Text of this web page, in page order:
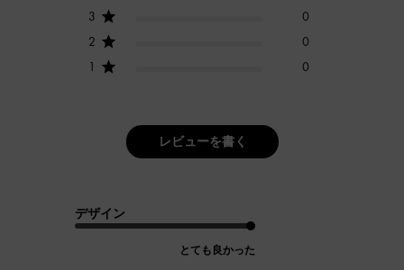
3
0
2
0
1
0
レビューを書く
デザイン
とても良かった